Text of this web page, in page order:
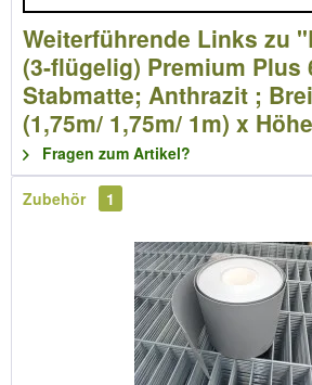
Weiterführende Links zu
(3-flügelig) Premium Plus
Stabmatte; Anthrazit ;
(1,75m/ 1,75m/ 1m) x
Fragen zum Artikel?
Zubehör 1